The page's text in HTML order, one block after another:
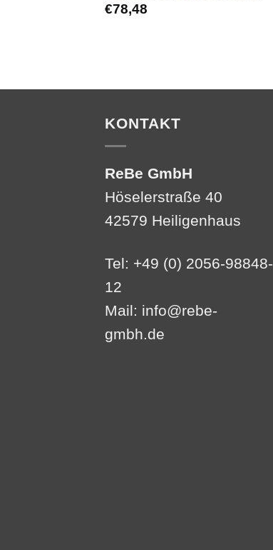
€78,48
KONTAKT
ReBe GmbH
Höselerstraße 40
42579 Heiligenhaus
Tel: +49 (0) 2056-98848-
12
Mail: info@rebe-
gmbh.de